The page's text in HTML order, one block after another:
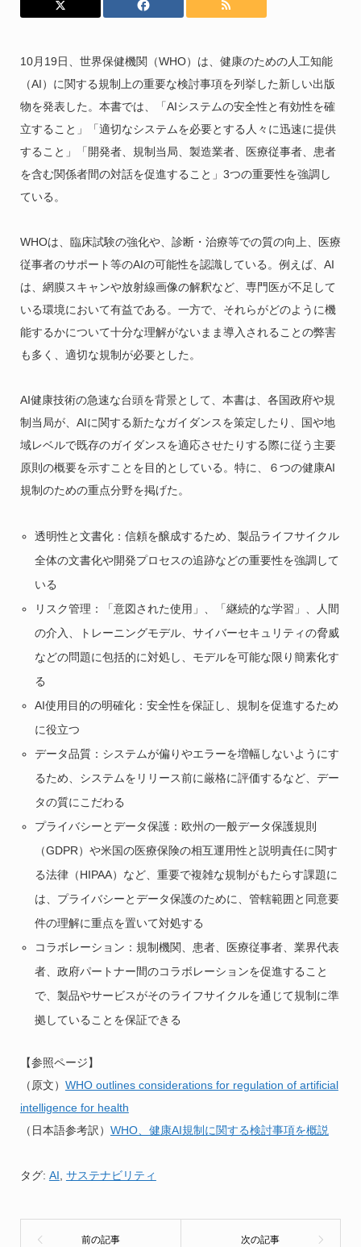
10月19日、世界保健機関（WHO）は、健康のための人工知能
（AI）に関する規制上の重要な検討事項を列挙した新しい出版
物を発表した。本書では、「AIシステムの安全性と有効性を確
立すること」「適切なシステムを必要とする人々に迅速に提供
すること」「開発者、規制当局、製造業者、医療従事者、患者
を含む関係者間の対話を促進すること」3つの重要性を強調し
ている。
WHOは、臨床試験の強化や、診断・治療等での質の向上、医療
従事者のサポート等のAIの可能性を認識している。例えば、AI
は、網膜スキャンや放射線画像の解釈など、専門医が不足して
いる環境において有益である。一方で、それらがどのように機
能するかについて十分な理解がないまま導入されることの弊害
も多く、適切な規制が必要とした。
AI健康技術の急速な台頭を背景として、本書は、各国政府や規
制当局が、AIに関する新たなガイダンスを策定したり、国や地
域レベルで既存のガイダンスを適応させたりする際に従う主要
原則の概要を示すことを目的としている。特に、６つの健康AI
規制のための重点分野を掲げた。
透明性と文書化：信頼を醸成するため、製品ライフサイクル
全体の文書化や開発プロセスの追跡などの重要性を強調して
いる
リスク管理：「意図された使用」、「継続的な学習」、人間
の介入、トレーニングモデル、サイバーセキュリティの脅威
などの問題に包括的に対処し、モデルを可能な限り簡素化す
る
AI使用目的の明確化：安全性を保証し、規制を促進するため
に役立つ
データ品質：システムが偏りやエラーを増幅しないようにす
るため、システムをリリース前に厳格に評価するなど、デー
タの質にこだわる
プライバシーとデータ保護：欧州の一般データ保護規則
（GDPR）や米国の医療保険の相互運用性と説明責任に関す
る法律（HIPAA）など、重要で複雑な規制がもたらす課題に
は、プライバシーとデータ保護のために、管轄範囲と同意要
件の理解に重点を置いて対処する
コラボレーション：規制機関、患者、医療従事者、業界代表
者、政府パートナー間のコラボレーションを促進すること
で、製品やサービスがそのライフサイクルを通じて規制に準
拠していることを保証できる
【参照ページ】
（原文） WHO outlines considerations for regulation of artificial
intelligence for health
（日本語参考訳） WHO、健康AI規制に関する検討事項を概説
タグ: AI サステナビリティ